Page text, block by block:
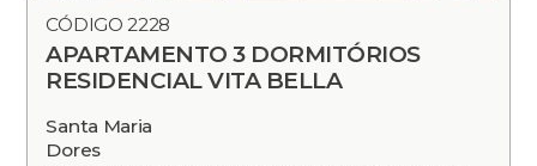
CÓDIGO 2228
APARTAMENTO 3 DORMITÓRIOS
RESIDENCIAL VITA BELLA
Santa Maria
Dores